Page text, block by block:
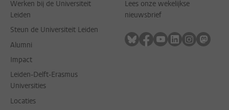
Werken bij de Universiteit
Leiden
Steun de Universiteit Leiden
Alumni
Impact
Leiden-Delft-Erasmus
Universities
Locaties
Lees onze wekelijkse
nieuwsbrief
Volg ons op bluesky
Volg ons op facebook
Volg ons op
Volg ons op
Volg ons
Volg